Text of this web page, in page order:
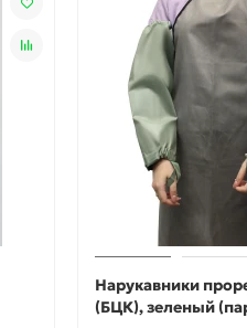
Нарукавники
(БЦК), зеленый